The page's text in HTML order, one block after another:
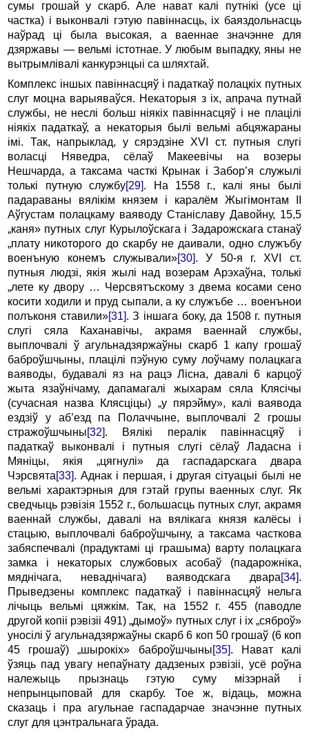
сумы грошай у скарб. Але нават калі путнікі (усе ці
частка) і выконвалі гэтую павіннасць, іх баяздольнасць
наўрад ці была высокая, а ваеннае значэнне для
дзяржавы — вельмі істотнае. У любым выпадку, яны не
вытрымлівалі канкурэнцыі са шляхтай.
Комплекс іншых павіннасцяў і падаткаў полацкіх путных
слуг моцна варыяваўся. Некаторыя з іх, апрача путнай
службы, не неслі больш ніякіх павіннасцяў і не плацілі
ніякіх падаткаў, а некаторыя былі вельмі абцяжараны
імі. Так, напрыклад, у сярэдзіне XVI ст. путныя слугі
воласці Няведра, сёлаў Макеевічы на возеры
Нешчарда, а таксама часткі Крынак і Забор’я служылі
толькі путную службу[29]. На 1558 г., калі яны былі
падараваны вялікім князем і каралём Жыгімонтам II
Аўгустам полацкаму ваяводу Станіславу Давойну, 15,5
„каня» путных слуг Курылоўскага і Задарожскага станаў
„плату никоторого до скарбу не даивали, одно служъбу
военъную конемъ служывали»[30]. У 50-я г. XVI ст.
путныя людзі, якія жылі над возерам Арэхаўна, толькі
„лете ку двору … Черсвятъскому з двема косами сено
косити ходили и пруд сыпали, а ку служъбе … военънои
полъконя ставили»[31]. З іншага боку, да 1508 г. путныя
слугі сяла Каханавічы, акрамя ваеннай службы,
выплочвалі ў агульнадзяржаўны скарб 1 капу грошаў
баброўшчыны, плацілі пэўную суму лоўчаму полацкага
ваяводы, будавалі яз на рацэ Лісна, давалі 6 карцоў
жыта язаўнічаму, дапамагалі жыхарам сяла Клясічы
(сучасная назва Клясціцы) „у пярэйму», калі ваявода
ездзіў у аб’езд па Полаччыне, выплочвалі 2 грошы
стражоўшчыны[32]. Вялікі пералік павіннасцяў і
падаткаў выконвалі і путныя слугі сёлаў Ладасна і
Мяніцы, якія „цягнулі» да гаспадарскага двара
Чэрсвята[33]. Аднак і першая, і другая сітуацыі былі не
вельмі характэрныя для гэтай групы ваенных слуг. Як
сведчыць рэвізія 1552 г., большасць путных слуг, акрамя
ваеннай службы, давалі на вялікага князя калёсы і
стацыю, выплочвалі баброўшчыну, а таксама часткова
забяспечвалі (прадуктамі ці грашыма) варту полацкага
замка і некаторых службовых асобаў (падарожніка,
мяднічага, неваднічага) ваяводскага двара[34].
Прыведзены комплекс падаткаў і павіннасцяў нельга
лічыць вельмі цяжкім. Так, на 1552 г. 455 (паводле
другой копіі рэвізіі 491) „дымоў» путных слуг і іх „сяброў»
уносілі ў агульнадзяржаўны скарб 6 коп 50 грошаў (6 коп
45 грошаў) „шырокіх» баброўшчыны[35]. Нават калі
ўзяць пад увагу непаўнату дадзеных рэвізіі, усё роўна
належыць прызнаць гэтую суму мізэрнай і
непрынцыповай для скарбу. Тое ж, відаць, можна
сказаць і пра агульнае гаспадарчае значэнне путных
слуг для цэнтральнага ўрада.